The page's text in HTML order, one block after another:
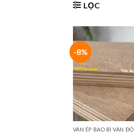
LỌC
-8%